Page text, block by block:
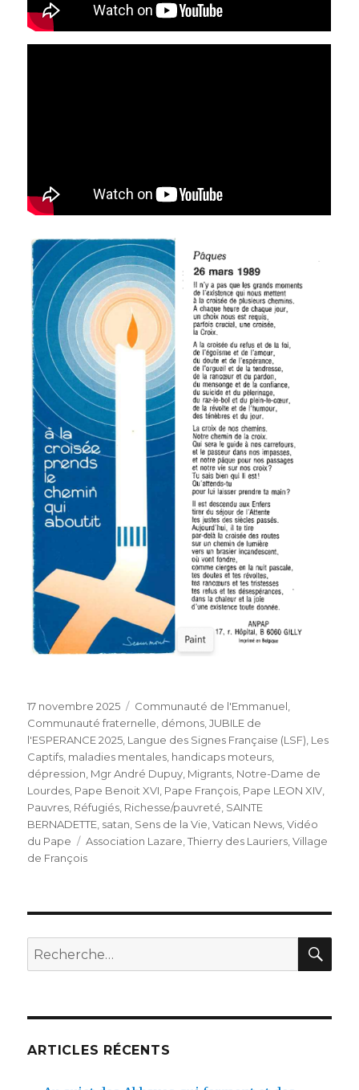
Publié
le
17 novembre 2025 Catégories
Communauté de l'Emmanuel,
Communauté fraternelle, démons,JUBILE de
l'ESPERANCE 2025, Langue des Signes Française (LSF), Les
Captifs, maladies mentales, handicaps moteurs,
dépression, Mgr André Dupuy, Migrants, Notre-Dame de
Lourdes, Pape Benoit XVI, Pape François, Pape LEON XIV,
Pauvres, Réfugiés, Richesse/pauvreté, SAINTE
BERNADETTE, satan, Sens de la Vie,Vatican News,Vidéo
du Pape
Étiquettes
Association Lazare,Thierry des Lauriers,Village
de François
Recherche
pour
ARTICLES RÉCENTS